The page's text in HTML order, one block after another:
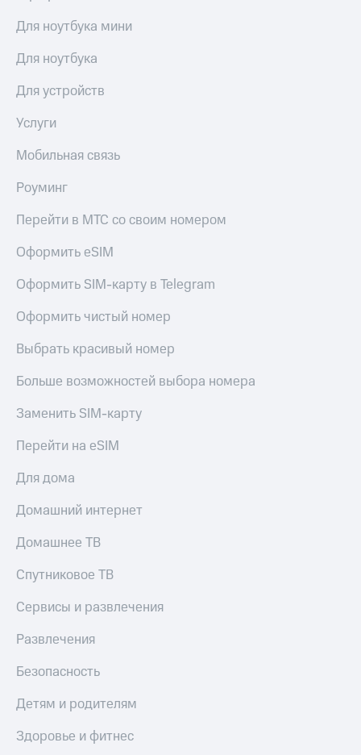
Для ноутбука мини
Для ноутбука
Для устройств
Услуги
Мобильная связь
Роуминг
Перейти в МТС со своим номером
Оформить eSIM
Оформить SIM-карту в Telegram
Оформить чистый номер
Выбрать красивый номер
Больше возможностей выбора номера
Заменить SIM-карту
Перейти на eSIM
Для дома
Домашний интернет
Домашнее ТВ
Спутниковое ТВ
Сервисы и развлечения
Развлечения
Безопасность
Детям и родителям
Здоровье и фитнес